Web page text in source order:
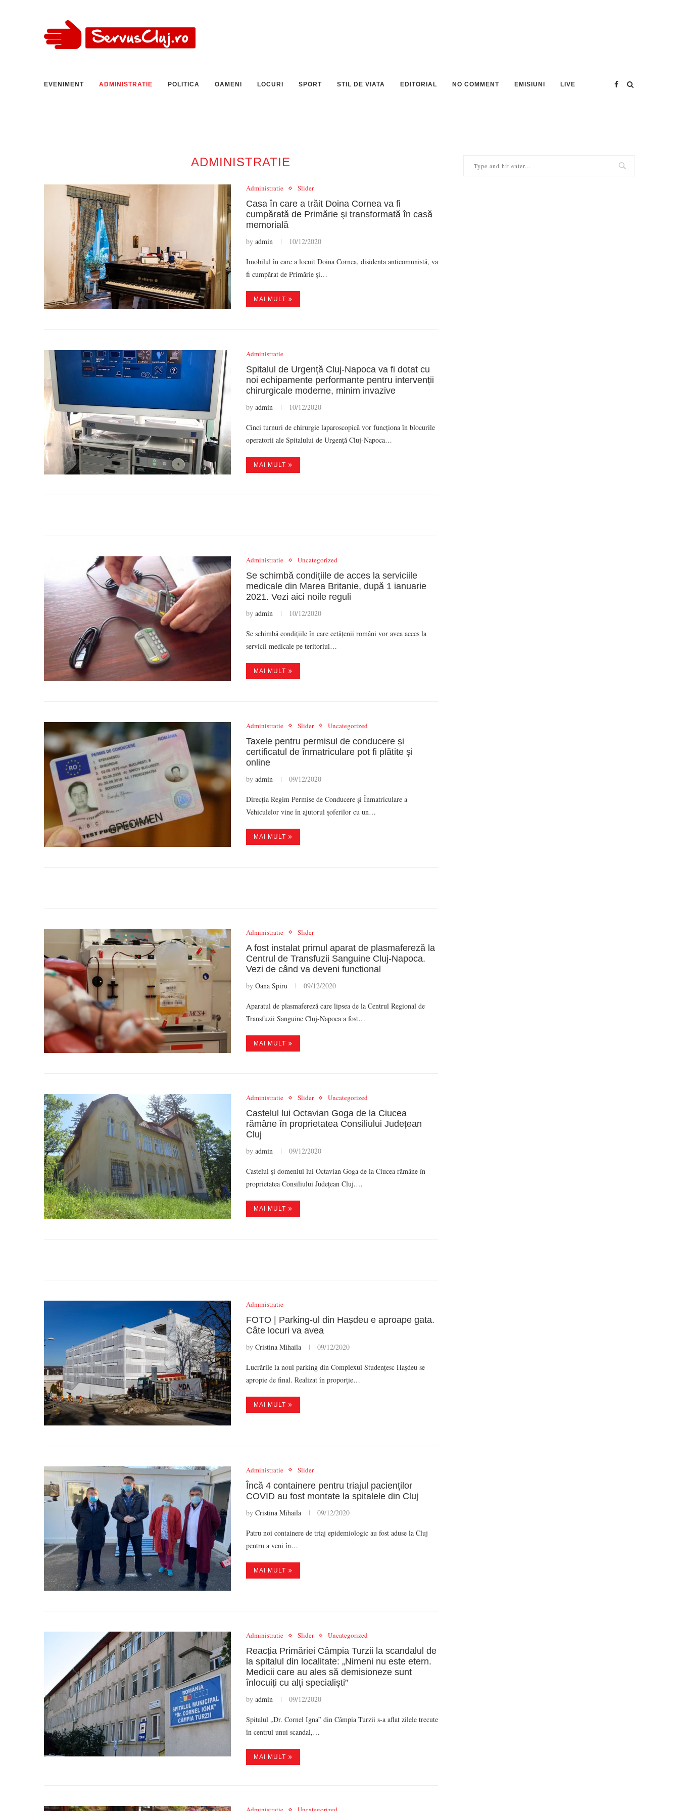
EVENIMENT ADMINISTRATIE POLITICA OAMENI LOCURI SPORT STIL DE VIATA EDITORIAL NO COMMENT EMISIUNI LIVE
ADMINISTRATIE
Administratie Slider
Casa în care a trăit Doina Cornea va fi
cumpărată de Primărie şi transformată în casă
memorială
by admin 10/12/2020
Imobilul în care a locuit Doina Cornea, disidenta anticomunistă, va
fi cumpărat de Primărie şi…
MAI MULT
Administratie
Spitalul de Urgenţă Cluj-Napoca va fi dotat cu
noi echipamente performante pentru intervenții
chirurgicale moderne, minim invazive
by admin 10/12/2020
Cinci turnuri de chirurgie laparoscopică vor funcționa în blocurile
operatorii ale Spitalului de Urgenţă Cluj-Napoca…
MAI MULT
Administratie Uncategorized
Se schimbă condițiile de acces la serviciile
medicale din Marea Britanie, după 1 ianuarie
2021. Vezi aici noile reguli
by admin 10/12/2020
Se schimbă condițiile în care cetățenii români vor avea acces la
servicii medicale pe teritoriul…
MAI MULT
Administratie Slider Uncategorized
Taxele pentru permisul de conducere și
certificatul de înmatriculare pot fi plătite și
online
by admin 09/12/2020
Direcția Regim Permise de Conducere și Înmatriculare a
Vehiculelor vine în ajutorul șoferilor cu un…
MAI MULT
Administratie Slider
A fost instalat primul aparat de plasmafereză la
Centrul de Transfuzii Sanguine Cluj-Napoca.
Vezi de când va deveni funcțional
by Oana Spiru 09/12/2020
Aparatul de plasmafereză care lipsea de la Centrul Regional de
Transfuzii Sanguine Cluj-Napoca a fost…
MAI MULT
Administratie Slider Uncategorized
Castelul lui Octavian Goga de la Ciucea
rămâne în proprietatea Consiliului Județean
Cluj
by admin 09/12/2020
Castelul și domeniul lui Octavian Goga de la Ciucea rămâne în
proprietatea Consiliului Județean Cluj.…
MAI MULT
Administratie
FOTO | Parking-ul din Hașdeu e aproape gata.
Câte locuri va avea
by Cristina Mihaila 09/12/2020
Lucrările la noul parking din Complexul Studențesc Hașdeu se
apropie de final. Realizat în proporție…
MAI MULT
Administratie Slider
Încă 4 containere pentru triajul pacienților
COVID au fost montate la spitalele din Cluj
by Cristina Mihaila 09/12/2020
Patru noi containere de triaj epidemiologic au fost aduse la Cluj
pentru a veni în…
MAI MULT
Administratie Slider Uncategorized
Reacția Primăriei Câmpia Turzii la scandalul de
la spitalul din localitate: „Nimeni nu este etern.
Medicii care au ales să demisioneze sunt
înlocuiți cu alți specialiști”
by admin 09/12/2020
Spitalul „Dr. Cornel Igna” din Câmpia Turzii s-a aflat zilele trecute
în centrul unui scandal,…
MAI MULT